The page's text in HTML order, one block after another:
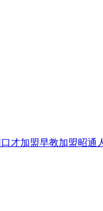
口才加盟早教加盟昭通